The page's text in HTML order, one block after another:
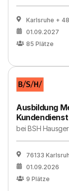
Karlsruhe +
01.09.2027
85 Plätze
Ausbildung
beiBSH
76133
01.09.2026
9 Plätze